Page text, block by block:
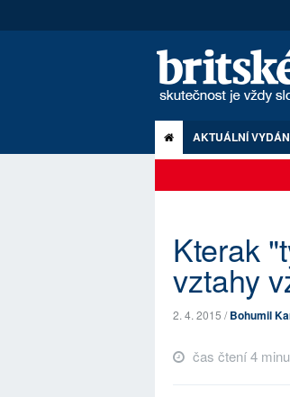
AKTUÁLNÍ
Kterak
vztahy
2. 4. 2015 /Bohumil
čas čtení 4